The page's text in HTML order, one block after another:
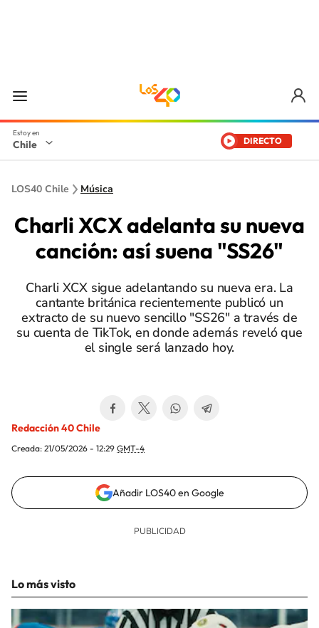
Chile DIRECTO
LOS40 Chile Música
Charli XCX adelanta su nueva
canción: así suena "SS26"
Charli XCX sigue adelantando su nueva era. La
cantante británica recientemente publicó un
extracto de su nuevo sencillo "SS26" a través de
su cuenta de TikTok, en donde además reveló que
el single será lanzado hoy.
Redacción 40 Chile
Creada: 21/05/2026 - 12:29 GMT-4
Añadir LOS40 en Google
Lo más visto